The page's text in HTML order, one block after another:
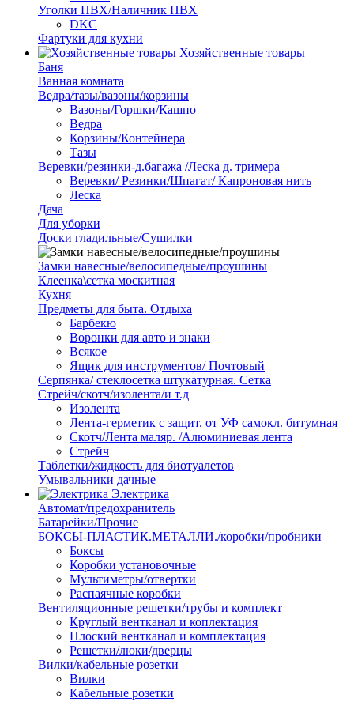
Уголки ПВХ/Наличник ПВХ
DKC
Фартуки для кухни
Хозяйственные товары
Баня
Ванная комната
Ведра/тазы/вазоны/корзины
Вазоны/Горшки/Кашпо
Ведра
Корзины/Контейнера
Тазы
Веревки/резинки-д.багажа /Леска д. тримера
Веревки/ Резинки/Шпагат/ Капроновая нить
Леска
Дача
Для уборки
Доски гладильные/Сушилки
Замки навесные/велосипедные/проушины
Клеенка\сетка москитная
Кухня
Предметы для быта. Отдыха
Барбекю
Воронки для авто и знаки
Всякое
Ящик для инструментов/ Почтовый
Серпянка/ стеклосетка штукатурная. Сетка
Стрейч/скотч/изолента/и т.д
Изолента
Лента-герметик с защит. от УФ самокл. битумная
Скотч/Лента маляр. /Алюминиевая лента
Стрейч
Таблетки/жидкость для биотуалетов
Умывальники дачные
Электрика
Автомат/предохранитель
Батарейки/Прочие
БОКСЫ-ПЛАСТИК.МЕТАЛЛИ./коробки/пробники
Боксы
Коробки установочные
Мультиметры/отвертки
Распаячные коробки
Вентиляционные решетки/трубы и комплект
Круглый вентканал и коплектация
Плоский вентканал и комплектация
Решетки/люки/дверцы
Вилки/кабельные розетки
Вилки
Кабельные розетки